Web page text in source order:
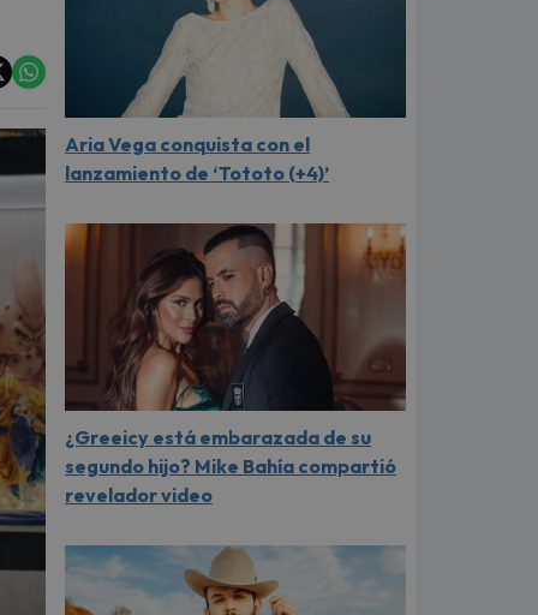
Aria Vega conquista con el
lanzamiento de ‘Tototo (+4)’
¿Greeicy está embarazada de su
segundo hijo? Mike Bahía compartió
revelador video